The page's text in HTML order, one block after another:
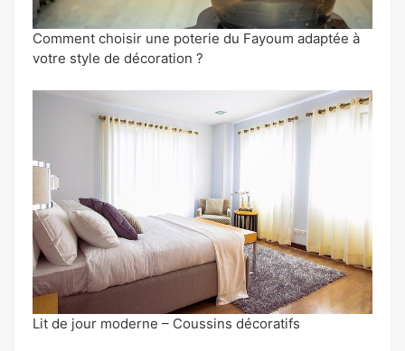
Comment choisir une poterie du Fayoum adaptée à
votre style de décoration ?
Lit de jour moderne – Coussins décoratifs